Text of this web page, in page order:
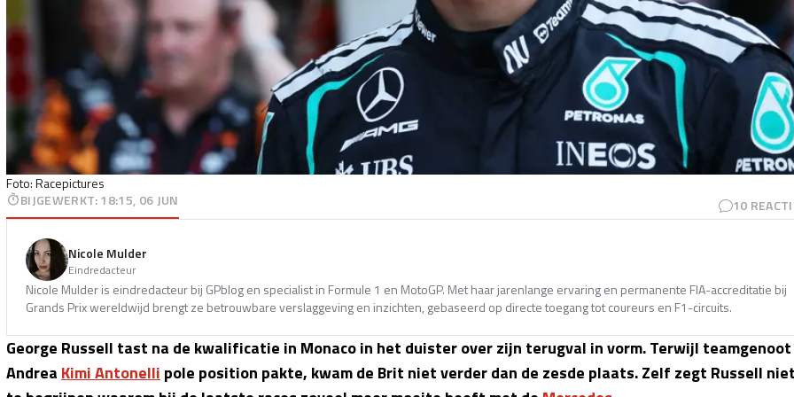
Foto: Racepictures
BIJGEWERKT:18:15, 06 JUN 10
Nicole Mulder
Eindredacteur
Nicole Mulder is eindredacteur bij GPblog en specialist in Formule 1 en MotoGP. Met haar jarenlange ervaring en permanente FIA-accreditatie bij
Grands Prix wereldwijd brengt ze betrouwbare verslaggeving en inzichten, gebaseerd op directe toegang tot coureurs en F1-circuits.
George Russell tast na de kwalificatie in Monaco in het duister over zijn terugval in vorm. Terwijl teamgenoot
Andrea Kimi Antonelli pole position pakte, kwam de Brit niet verder dan de zesde plaats. Zelf zegt Russell niet